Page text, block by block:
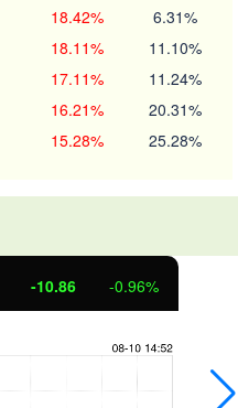
18.42% 6.31%
18.11% 11.10%
17.11% 11.24%
16.21% 20.31%
15.28% 25.28%
-10.86 -0.96%